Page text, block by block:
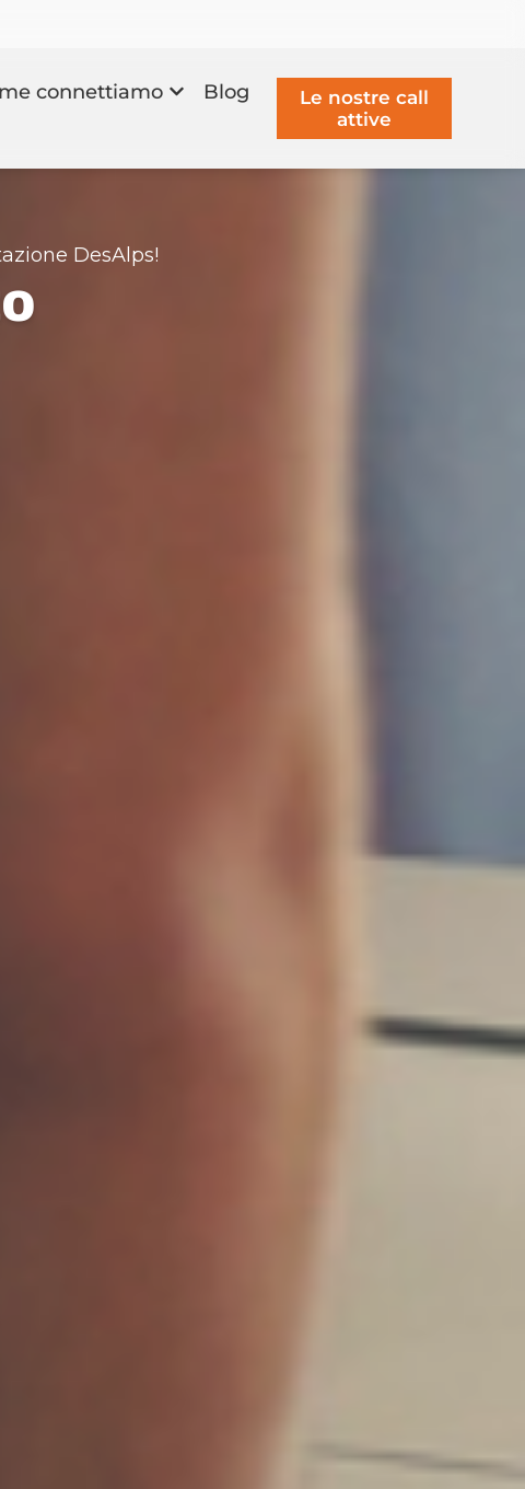
connettiamo Blog
Le nostre call
attive
DesAlps!